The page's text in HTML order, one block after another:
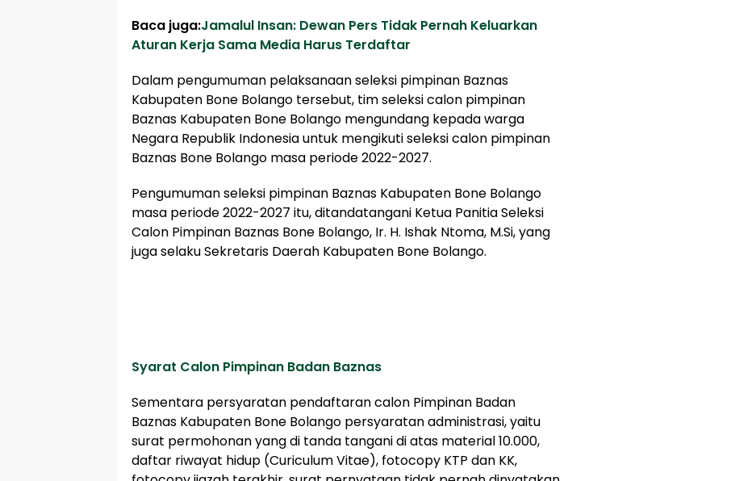
Baca juga:Jamalul Insan: Dewan Pers Tidak Pernah Keluarkan
Aturan Kerja Sama Media Harus Terdaftar
Dalam pengumuman pelaksanaan seleksi pimpinan Baznas
Kabupaten Bone Bolango tersebut, tim seleksi calon pimpinan
Baznas Kabupaten Bone Bolango mengundang kepada warga
Negara Republik Indonesia untuk mengikuti seleksi calon pimpinan
Baznas Bone Bolango masa periode 2022-2027.
Pengumuman seleksi pimpinan Baznas Kabupaten Bone Bolango
masa periode 2022-2027 itu, ditandatangani Ketua Panitia Seleksi
Calon Pimpinan Baznas Bone Bolango, Ir. H. Ishak Ntoma, M.Si, yang
juga selaku Sekretaris Daerah Kabupaten Bone Bolango.
Syarat Calon Pimpinan Badan Baznas
Sementara persyaratan pendaftaran calon Pimpinan Badan
Baznas Kabupaten Bone Bolango persyaratan administrasi, yaitu
surat permohonan yang di tanda tangani di atas material 10.000,
daftar riwayat hidup (Curiculum Vitae), fotocopy KTP dan KK,